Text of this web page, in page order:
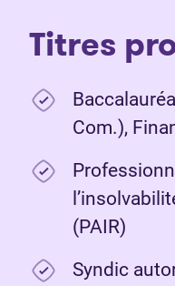
Titres
Com.),
(PAIR)
Syndic